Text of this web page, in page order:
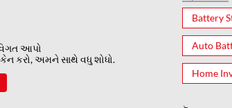
આપો
કરો, અમને સાથે વધુ શોધો.
Battery
Auto
Home